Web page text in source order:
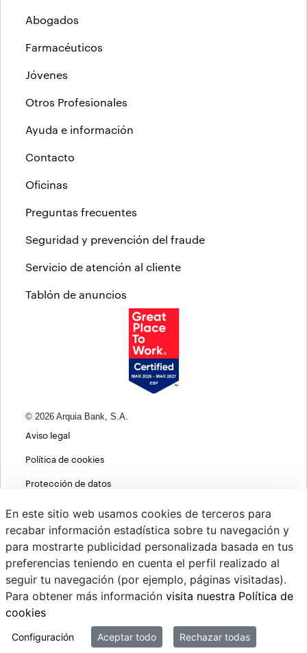
Abogados
Farmacéuticos
Jóvenes
Otros Profesionales
Ayuda e información
Contacto
Oficinas
Preguntas frecuentes
Seguridad y prevención del fraude
Servicio de atención al cliente
Tablón de anuncios
© 2026 Arquia Bank, S.A.
Aviso legal
Política de cookies
Protección de datos
Política de privacidad web
MIFID
PSD2
Cambio de divisas
Sistema interno de información
En este sitio web usamos cookies de terceros para
recabar información estadística sobre tu navegación y
para mostrarte publicidad personalizada basada en tus
preferencias teniendo en cuenta el perfil realizado al
seguir tu navegación (por ejemplo, páginas visitadas).
Para obtener más información visita nuestra Política de
cookies
Configuración Aceptar todo Rechazar todas